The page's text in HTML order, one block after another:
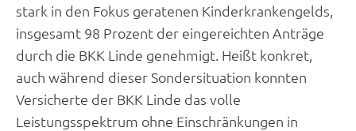
stark in den Fokus geratenen Kinderkrankengelds,
insgesamt 98 Prozent der eingereichten Anträge
durch die BKK Linde genehmigt. Heißt konkret,
auch während dieser Sondersituation konnten
Versicherte der BKK Linde das volle
Leistungsspektrum ohne Einschränkungen in